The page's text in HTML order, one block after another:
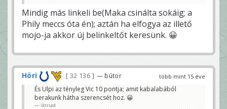
Mindig más linkeli be(Maka csinálta sokáig; a
Phily meccs óta én); aztán ha elfogya az illető
mojo-ja akkor új belinkeltőt keresünk. 😀
több mint 15 éve
Höri 32 136 — bútor
És Ulpi az tényleg Vic 10 pontja; amit kabalabából
berakunk hátha szerencsét hoz. 😀
iktriad